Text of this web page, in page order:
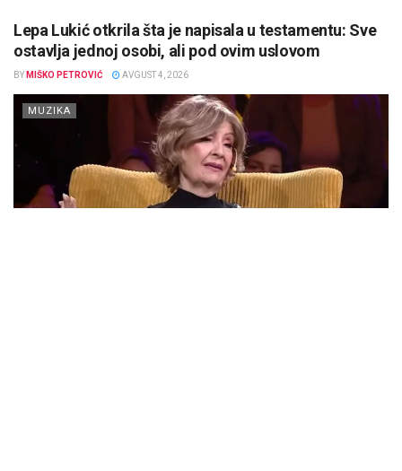
Lepa Lukić otkrila šta je napisala u testamentu: Sve
ostavlja jednoj osobi, ali pod ovim uslovom
BY MIŠKO PETROVIĆ AVGUST 4, 2026
MUZIKA